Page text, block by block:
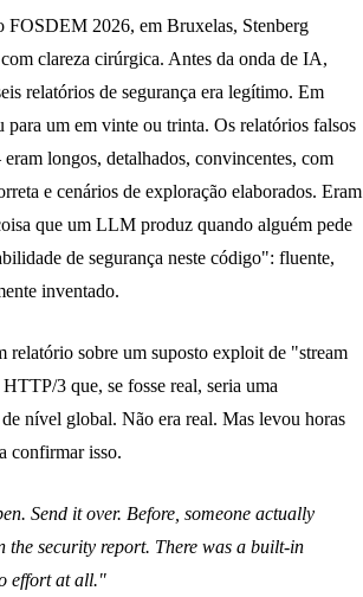
FOSDEM 2026, em Bruxelas, Stenberg
clareza cirúrgica. Antes da onda de IA,
relatórios de segurança era legítimo. Em
para um em vinte ou trinta. Os relatórios falsos
longos, detalhados, convincentes, com
e cenários de exploração elaborados. Eram
que um LLM produz quando alguém pede
de segurança neste código": fluente,
inventado.
relatório sobre um suposto exploit de "stream
3 que, se fosse real, seria uma
nível global. Não era real. Mas levou horas
confirmar isso.
Send it over. Before, someone actually
the security report. There was a built-in
effort at all."